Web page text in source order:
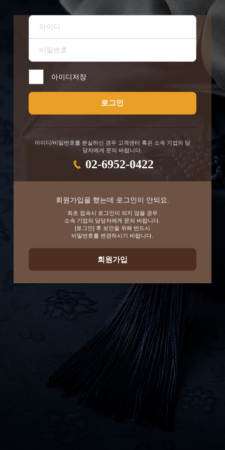
아이디저장
로그인
아이디/비밀번호를 분실하신 경우 고객센터 혹은 소속 기업의 담
당자에게 문의 바랍니다.
02-6952-0422
회원가입을 했는데 로그인이 안되요.
최초 접속시 로그인이 되지 않을 경우
소속 기업의 담당자에게 문의 바랍니다.
[로그인] 후 보안을 위해 반드시
비밀번호를 변경하시기 바랍니다.
회원가입